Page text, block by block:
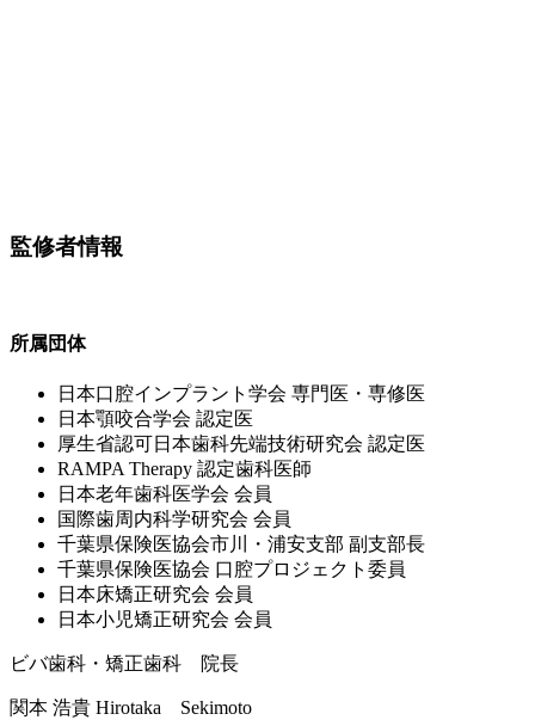
監修者情報
所属団体
⽇本⼝腔インプラント学会 専⾨医・専修医
⽇本顎咬合学会 認定医
厚⽣省認可⽇本⻭科先端技術研究会 認定医
RAMPA Therapy 認定⻭科医師
⽇本⽼年⻭科医学会 会員
国際⻭周内科学研究会 会員
千葉県保険医協会市川・浦安⽀部 副⽀部⻑
千葉県保険医協会 ⼝腔プロジェクト委員
⽇本床矯正研究会 会員
⽇本⼩児矯正研究会 会員
ビバ歯科・矯正歯科 院長
関本 浩貴 Hirotaka Sekimoto